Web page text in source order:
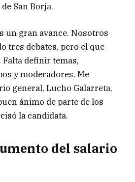
San Borja.
un gran avance. Nosotros
tres debates, pero el que
Falta definir temas,
y moderadores. Me
general, Lucho Galarreta,
ánimo de parte de los
la candidata.
del salario